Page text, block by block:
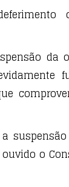
da
o